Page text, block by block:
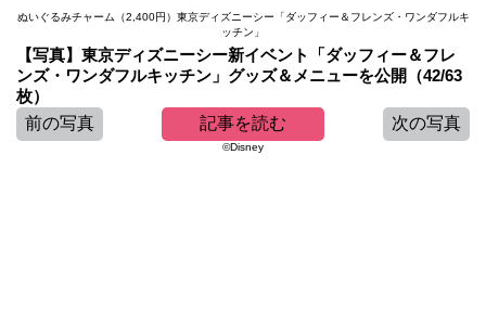
ぬいぐるみチャーム（2,400円）東京ディズニーシー「ダッフィー＆フレンズ・ワンダフルキ
ッチン」
【写真】東京ディズニーシー新イベント「ダッフィー＆フレ
ンズ・ワンダフルキッチン」グッズ＆メニューを公開（42/63
枚）
前の写真
記事を読む 次の写真
©Disney